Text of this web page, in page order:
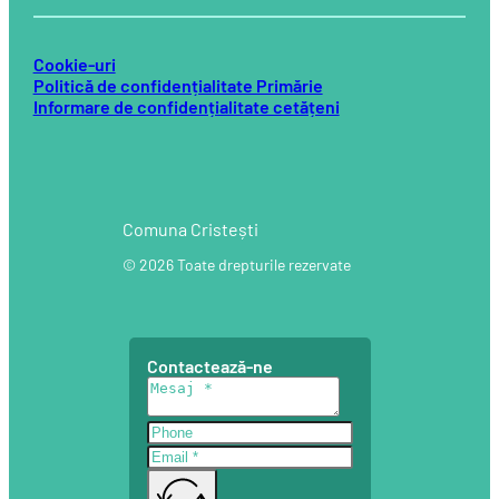
Comuna Cristești
© 2026 Toate drepturile rezervate
Cookie-uri
Politică de confidențialitate Primărie
Informare de confidențialitate cetățeni
Contactează-ne